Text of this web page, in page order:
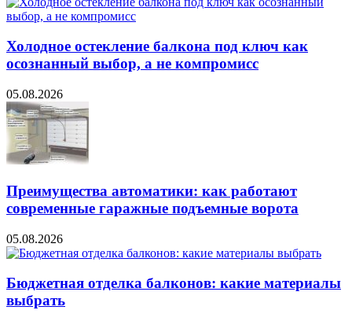
Холодное остекление балкона под ключ как
осознанный выбор, а не компромисс
05.08.2026
Преимущества автоматики: как работают
современные гаражные подъемные ворота
05.08.2026
Бюджетная отделка балконов: какие материалы
выбрать